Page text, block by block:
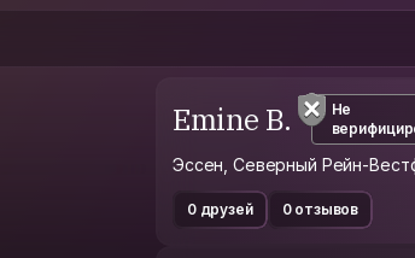
Emine B.
Не
Эссен, Северный Рейн-
0 друзей 0 отзывов